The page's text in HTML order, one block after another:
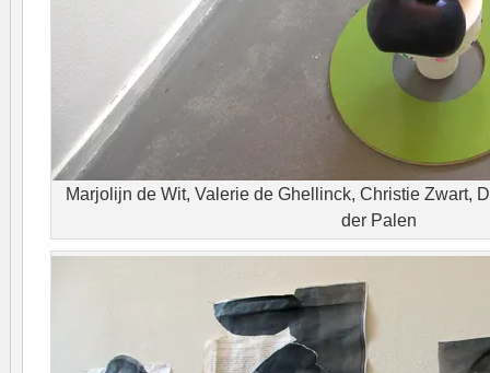
Marjolijn de Wit, Valerie de Ghellinck, Christie Zwart,
der Palen